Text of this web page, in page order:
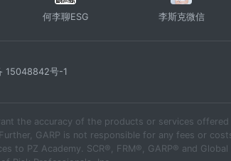
何李聊ESG 李斯克微信
15048842号-1
the accuracy of the products or services
GARP is not responsible for any fees or
to PZ Academy. SCR®, FRM®, GARP® and